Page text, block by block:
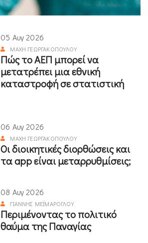
05 Αυγ 2026
ΜΆΧΗ ΓΕΩΡΓΑΚΟΠΟΎΛΟΥ
Πώς το ΑΕΠ μπορεί να
μετατρέπει μια εθνική
καταστροφή σε στατιστική
06 Αυγ 2026
ΜΆΧΗ ΓΕΩΡΓΑΚΟΠΟΎΛΟΥ
Οι διοικητικές διορθώσεις και
τα app είναι μεταρρυθμίσεις;
08 Αυγ 2026
ΓΙΆΝΝΗΣ ΜΕΪΜΆΡΟΓΛΟΥ
Περιμένοντας το πολιτικό
θαύμα της Παναγίας